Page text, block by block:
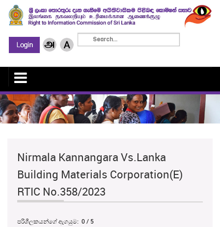
Nirmala Kannangara Vs.Lanka
Building Materials Corporation(E)
RTIC No.358/2023
පරිශීලකයන්ගේ ඇගයුම: 0/ 5